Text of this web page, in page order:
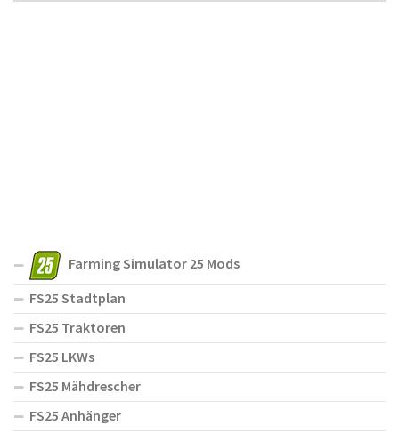
Farming Simulator 25 Mods
FS25 Stadtplan
FS25 Traktoren
FS25 LKWs
FS25 Mähdrescher
FS25 Anhänger